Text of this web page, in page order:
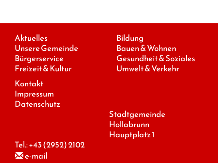
Aktuelles
Unsere Gemeinde
Bürgerservice
Freizeit & Kultur
Bildung
Bauen & Wohnen
Gesundheit & Soziales
Umwelt & Verkehr
Kontakt
Impressum
Datenschutz
Stadtgemeinde
Hollabrunn
Hauptplatz 1
Tel.:+43 (2952) 2102
e-mail